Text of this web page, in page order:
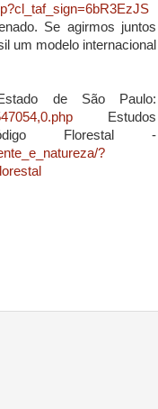
Se agirmos juntos
um modelo internacional
de São Paulo:
Estudos
Florestal -
?